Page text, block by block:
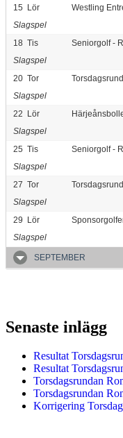
15 Lör
Westling
Slagspel
18 Tis
Seniorgolf -
Slagspel
20 Tor
Slagspel
22 Lör
Slagspel
25 Tis
Seniorgolf -
Slagspel
27 Tor
Slagspel
29 Lör
Slagspel
SEPTEMBER
Senaste inlägg
Resultat
Resultat
Torsdagsrundan
Torsdagsrundan
Korrigering